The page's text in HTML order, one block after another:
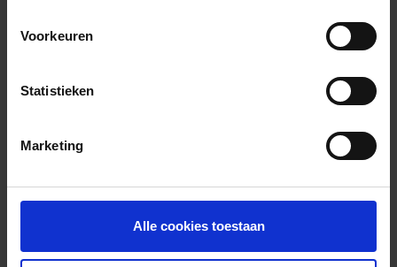
Voorkeuren
Statistieken
Marketing
Alle cookies toestaan